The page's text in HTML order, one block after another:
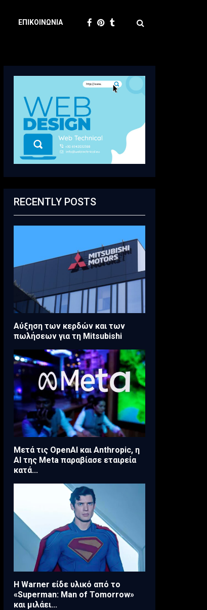
ΕΠΙΚΟΙΝΩΝΊΑ
RECENTLY POSTS
Aύξηση των κερδών και των
πωλήσεων για τη Mitsubishi
Μετά τις OpenAI και Anthropic, η
AI της Meta παραβίασε εταιρεία
κατά...
Η Warner είδε υλικό από το
«Superman: Man of Tomorrow»
και μιλάει...